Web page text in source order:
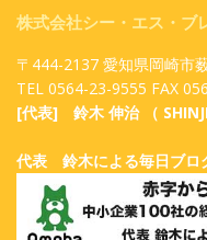
株式会社シー・エス・ブ
〒444-2137 愛知県岡崎市
TEL 0564-23-9555 FAX
[代表] 鈴木 伸治 （
代表 鈴木による毎日ブロ